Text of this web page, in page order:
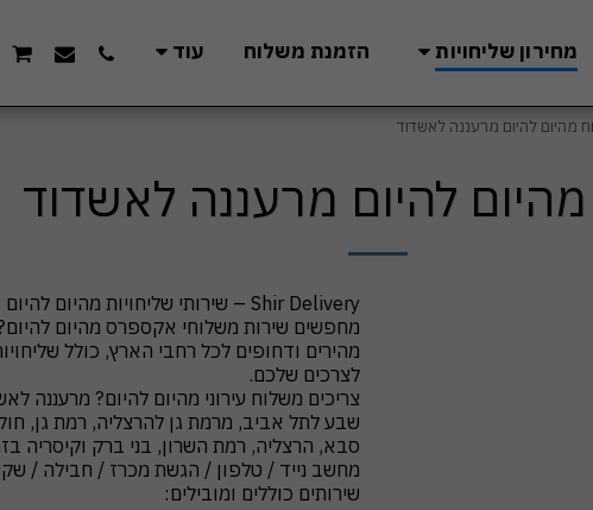
מחירון שליחויות הזמנת משלוח עוד
מהיום להיום מרעננה לאשדוד
להיום מרעננה לאשדוד
מהירים ודחופים לכל רחבי הארץ, כולל
צריכים משלוח עירוני מהיום להיום? מרעננה
שבע לתל אביב, מרמת גן להרצליה, רמת גן,
סבא, הרצליה, רמת השרון, בני ברק וקיסריה